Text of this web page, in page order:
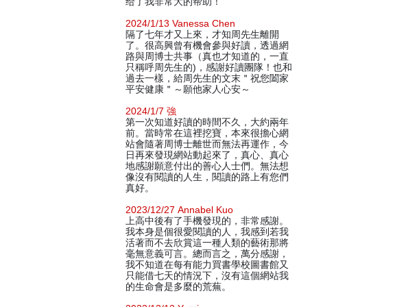
2024/1/13 Vanessa Chen
隔了七年才又上來，才知周先生離開
了。很高興曾有機會參與好讀，透過網
路與周博士共事（真也才知道的，一直
只稱呼周先生的)，感謝好讀團隊！也和
過去一樣，給周先生的文末＂祝您闔家
平安健康＂～願他家人心安～
2024/1/7 強
第一次知道好讀的時間不久，大約兩年
前。當時常在這裡挖寶，本來很擔心網
站會隨著周博士離世而無法再運作，今
日再來發現網站動起來了，真心、真心
地感謝願意付出的善心人士們。無法想
像沒有閱讀的人生，閱讀的路上有您們
真好。
2023/12/27 Annabel Kuo
上高中後有了手機發現的，非常感謝。
我本身是個很愛閱讀的人，我感到若我
活著而不去欣賞這一種人類的藝術那將
毫無意義可言。總而言之，萬分感謝，
我不知道在每有能力買書學校圖書館又
只能借七天的情況下，沒有這個網站我
的生命會是多麼的荒蕪。